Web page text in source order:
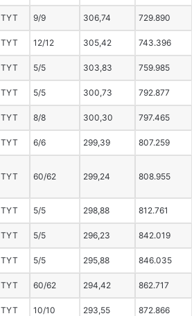
TYT 9/9 306,74 729.890
TYT 12/12 305,42 743.396
TYT 5/5 303,83 759.985
TYT 5/5 300,73 792.877
TYT 8/8 300,30 797.465
TYT 6/6 299,39 807.259
TYT 60/62 299,24 808.955
TYT 5/5 298,88 812.761
TYT 5/5 296,23 842.019
TYT 5/5 295,88 846.035
TYT 60/62 294,42 862.717
TYT 10/10 293,55 872.866